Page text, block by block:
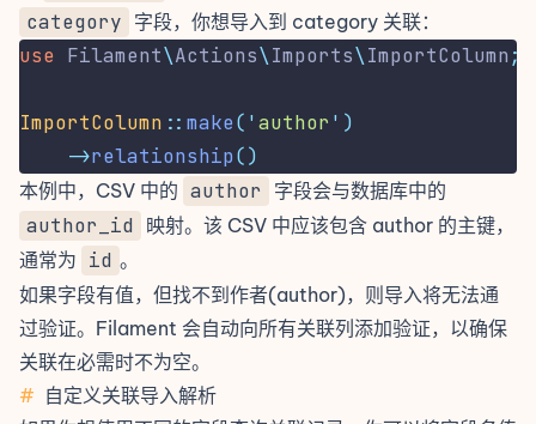
category 字段，你想导入到 category 关联：
use Filament\Actions\Imports\ImportColumn ;
ImportColumn :: make( 'author ' )
->relationship()
本例中，CSV 中的 author 字段会与数据库中的
author_id 映射。该 CSV 中应该包含 author 的主键，
通常为 id 。
如果字段有值，但找不到作者(author)，则导入将无法通
过验证。Filament 会自动向所有关联列添加验证，以确保
关联在必需时不为空。
# 自定义关联导入解析